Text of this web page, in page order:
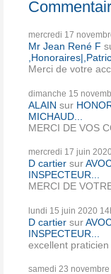
mercredi 17
Mr Jean René F
Merci de votre
dimanche 15
ALAIN sur
MICHAUD...
MERCI DE VOS
mercredi 17 juin
D cartier sur
INSPECTEUR...
MERCI DE
lundi 15 juin 2020
D cartier sur
INSPECTEUR...
excellent praticien
samedi 23